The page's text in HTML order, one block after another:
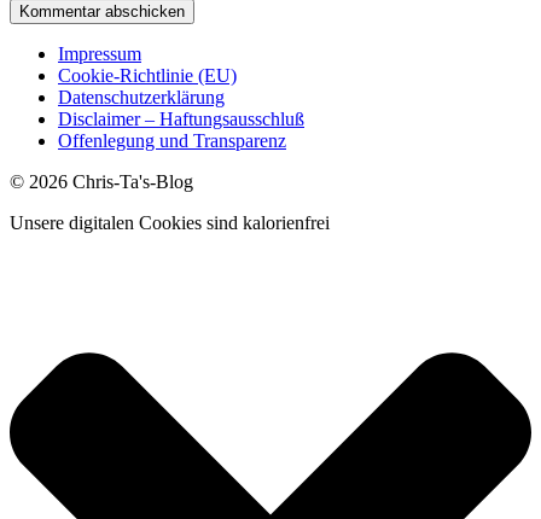
Impressum
Cookie-Richtlinie (EU)
Datenschutzerklärung
Disclaimer – Haftungsausschluß
Offenlegung und Transparenz
© 2026 Chris-Ta's-Blog
Unsere digitalen Cookies sind kalorienfrei